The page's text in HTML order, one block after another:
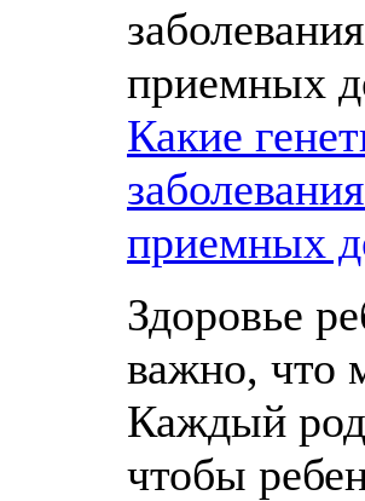
Какие
приемных
Здоровье
важно, что
Каждый
чтобы